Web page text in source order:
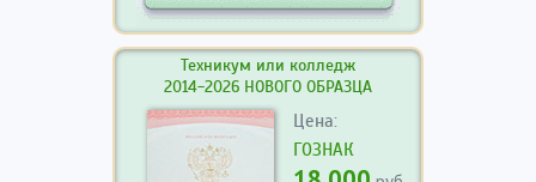
Техникум или колледж
2014-2026 НОВОГО ОБРАЗЦА
Цена:
ГОЗНАК